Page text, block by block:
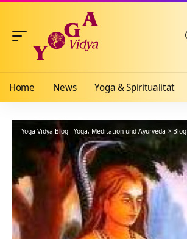
Home News Yoga & Spiritualität
Yoga Vidya Blog - Yoga, Meditation und Ayurveda > Blog